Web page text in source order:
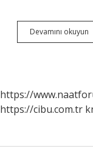
Devamını okuyun
https://
https://cibu.com.tr